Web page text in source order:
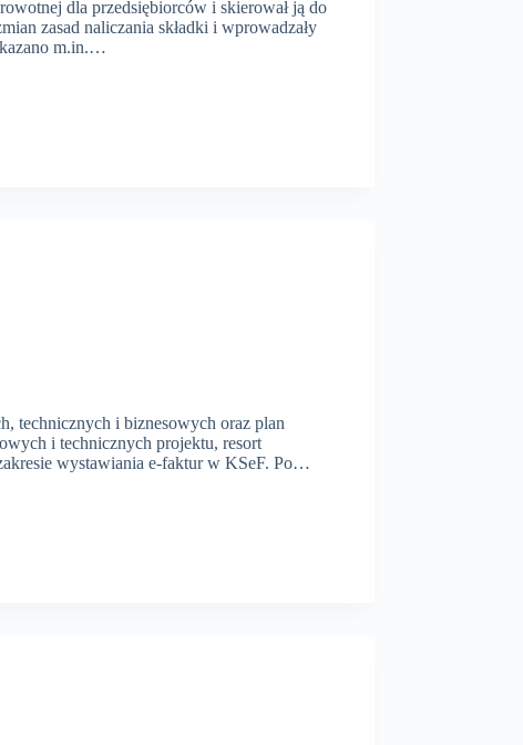
dla przedsiębiorców i skierował ją do
zasad naliczania składki i wprowadzały
m.in.…
technicznych i biznesowych oraz plan
i technicznych projektu, resort
wystawiania e-faktur w KSeF. Po…